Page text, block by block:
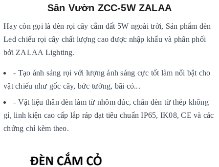
Sân Vườn ZCC-5W ZALAA
Hay còn gọi là đèn rọi cây cắm đất 5W ngoài trời, Sản phẩm đèn
Led chiếu rọi cây chất lượng cao được nhập khẩu và phân phối
bởi ZALAA Lighting.
- Tạo ánh sáng rọi với lượng ánh sáng cực tốt làm nổi bật cho
vật chiếu như gốc cây, bức tường, bãi cỏ...
- Vật liệu thân đèn làm từ nhôm đúc, chân đèn từ thép không
gỉ, linh kiện cao cấp lắp ráp đạt tiêu chuẩn IP65, IK08, CE và các
chứng chỉ kèm theo.